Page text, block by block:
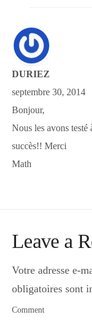
DURIEZ
septembre 30, 2014
Bonjour,
Nous les avons testé
succès!! Merci
Math
Leave a
Votre adresse e-
obligatoires sont
Comment